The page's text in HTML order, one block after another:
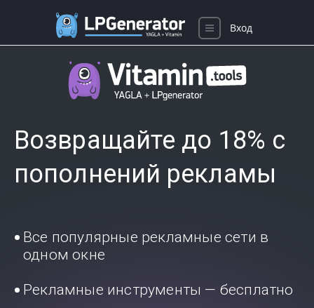
Возвращайте до 18% с
пополнений рекламы
Все популярные рекламные сети в
одном окне
Рекламные инструменты — бесплатно
Вход